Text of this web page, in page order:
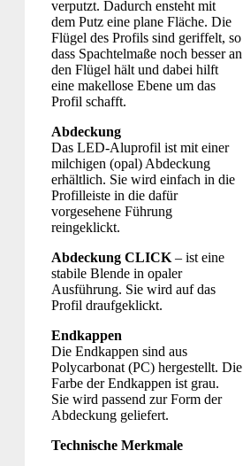
verputzt. Dadurch ensteht mit
dem Putz eine plane Fläche. Die
Flügel des Profils sind geriffelt, so
dass Spachtelmaße noch besser an
den Flügel hält und dabei hilft
eine makellose Ebene um das
Profil schafft.
Abdeckung
Das LED-Aluprofil ist mit einer
milchigen (opal) Abdeckung
erhältlich. Sie wird einfach in die
Profilleiste in die dafür
vorgesehene Führung
reingeklickt.
Abdeckung CLICK – ist eine
stabile Blende in opaler
Ausführung. Sie wird auf das
Profil draufgeklickt.
Endkappen
Die Endkappen sind aus
Polycarbonat (PC) hergestellt. Die
Farbe der Endkappen ist grau.
Sie wird passend zur Form der
Abdeckung geliefert.
Technische Merkmale